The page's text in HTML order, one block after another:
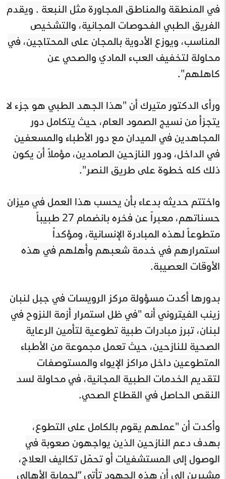
في المنطقة والمناطق المجاورة مثل النبعة . ويقدم
الفريق الطبي الفحوصات المجانية، والتشخيص
المناسب، ويوزع الأدوية بالمجان على المحتاجين، في
محاولة لتخفيف العبء المادي والصحي عن
كاهلهم".
ورأى الدكتور متيرك أن "هذا الجهد الطبي هو جزء لا
يتجزأ من نسيج الصمود العام، حيث يتكامل دور
المجاهدين في الميدان مع دور الأطباء والمسعفين
في الداخل، ودور النازحين الصامدين، مؤملاً أن يكون
ذلك كله خطوة على طريق النصر".
واختتم حديثه بدعاء بأن يحسب هذا العمل في ميزان
حسناتهم، معبراً عن فخره بانضمام 27 طبيباً
متطوعاً لهذه المبادرة الإنسانية، ومؤكداً
استمرارهم في خدمة شعبهم وأهلهم في هذه
الأوقات العصيبة.
بدورها أكدت مسؤولة مركز الرويسات في جبل لنبان
زينب الفيتروني أنه "في ظل استمرار أزمة النزوح في
لبنان، تبرز مبادرات طبية تطوعية لتأمين الرعاية
الصحية للنازحين، حيث تعمل مجموعة من الأطباء
المتطوعين داخل مراكز الإيواء والمستوصفات
لتقديم الخدمات الطبية المجانية، في محاولة لسد
النقص الحاصل في القطاع الصحي.
وأكدت أن "عملهم يقوم بالكامل على التطوع،
بهدف دعم النازحين الذين يواجهون صعوبة في
الوصول إلى المستشفيات أو تحمّل تكاليف العلاج،
مشيرين إلى أن هذه الجهود تأتي “لحماية الأهالي